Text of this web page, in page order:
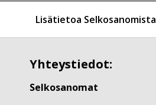
Lisätietoa Selkosanomista
Yhteystiedot:
Selkosanomat